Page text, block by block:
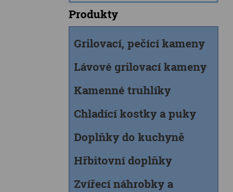
Produkty
Grilovací, pečící kameny
Lávové grilovací kameny
Kamenné truhlíky
Chladící kostky a puky
Doplňky do kuchyně
Hřbitovní doplňky
Zvířecí náhrobky a